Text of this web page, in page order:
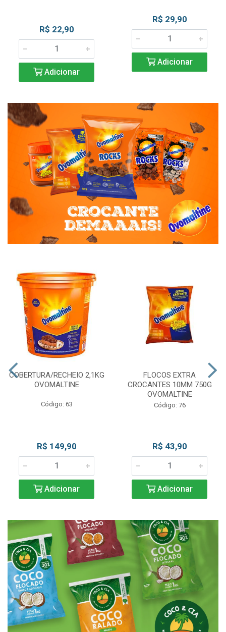
R$ 22,90
Adicionar
R$ 29,90
Adicionar
COBERTURA/RECHEIO 2,1KG
OVOMALTINE
Código: 63
R$ 149,90
Adicionar
FLOCOS EXTRA
CROCANTES 10MM 750G
OVOMALTINE
Código: 76
R$ 43,90
Adicionar